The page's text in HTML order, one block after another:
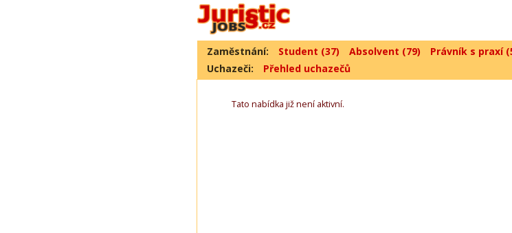
Zaměstnání: Student (37) Absolvent (79) Právník s praxí
Uchazeči:
Přehled uchazečů
Tato nabídka již není aktivní.